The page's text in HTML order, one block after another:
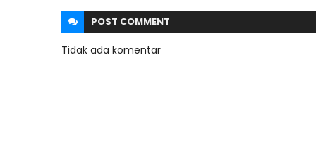
POST COMMENT
Tidak ada komentar